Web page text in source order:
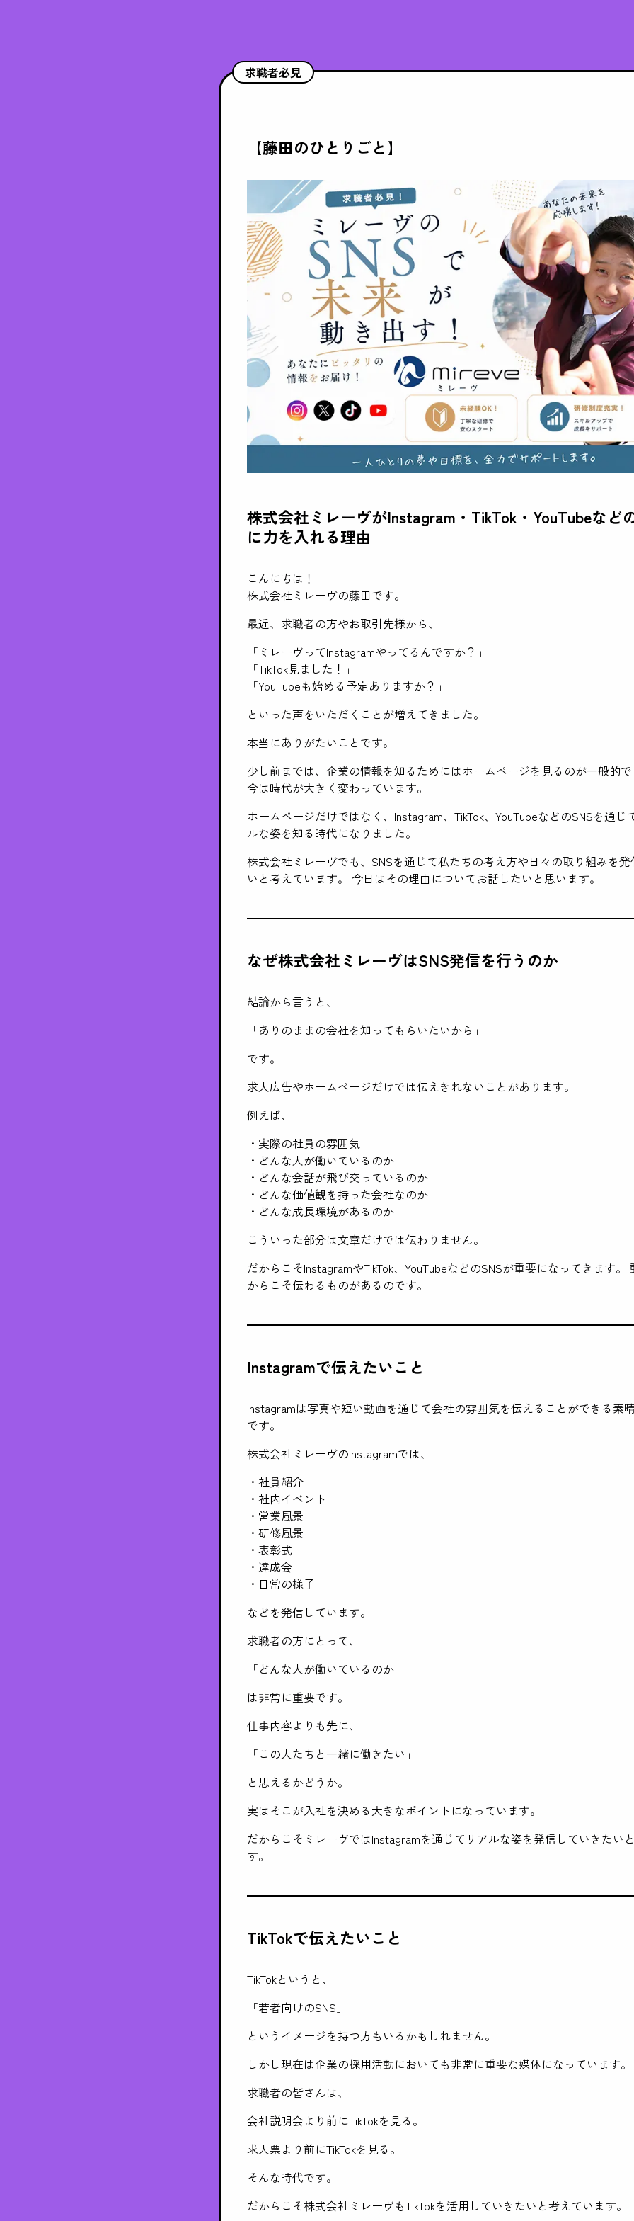
求職者必見
【藤田のひとりごと】
株式会社ミレーヴがInstagram・TikTok・YouTubeなど
に力を入れる理由
こんにちは！
株式会社ミレーヴの藤田です。
最近、求職者の方やお取引先様から、
「ミレーヴってInstagramやってるんですか？」
「TikTok見ました！」
「YouTubeも始める予定ありますか？」
といった声をいただくことが増えてきました。
本当にありがたいことです。
少し前までは、企業の情報を知るためにはホームページを見るのが一般的
今は時代が大きく変わっています。
ホームページだけではなく、Instagram、TikTok、YouTubeなどのSNSを通じ
ルな姿を知る時代になりました。
株式会社ミレーヴでも、SNSを通じて私たちの考え方や日々の取り組みを発
いと考えています。 今日はその理由についてお話したいと思います。
なぜ株式会社ミレーヴはSNS発信を行うのか
結論から言うと、
「ありのままの会社を知ってもらいたいから」
です。
求人広告やホームページだけでは伝えきれないことがあります。
例えば、
・実際の社員の雰囲気
・どんな人が働いているのか
・どんな会話が飛び交っているのか
・どんな価値観を持った会社なのか
・どんな成長環境があるのか
こういった部分は文章だけでは伝わりません。
だからこそInstagramやTikTok、YouTubeなどのSNSが重要になってきます。
からこそ伝わるものがあるのです。
Instagramで伝えたいこと
Instagramは写真や短い動画を通じて会社の雰囲気を伝えることができる素
です。
株式会社ミレーヴのInstagramでは、
・社員紹介
・社内イベント
・営業風景
・研修風景
・表彰式
・達成会
・日常の様子
などを発信しています。
求職者の方にとって、
「どんな人が働いているのか」
は非常に重要です。
仕事内容よりも先に、
「この人たちと一緒に働きたい」
と思えるかどうか。
実はそこが入社を決める大きなポイントになっています。
だからこそミレーヴではInstagramを通じてリアルな姿を発信していきたい
す。
TikTokで伝えたいこと
TikTokというと、
「若者向けのSNS」
というイメージを持つ方もいるかもしれません。
しかし現在は企業の採用活動においても非常に重要な媒体になっています。
求職者の皆さんは、
会社説明会より前にTikTokを見る。
求人票より前にTikTokを見る。
そんな時代です。
だからこそ株式会社ミレーヴもTikTokを活用していきたいと考えています。